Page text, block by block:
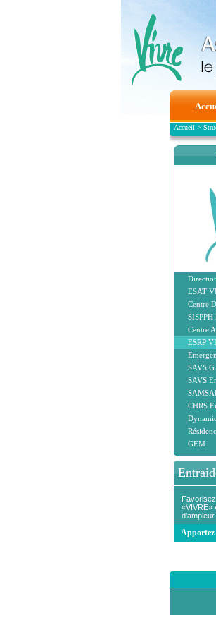
Accueil >
ESAT
Centre
SISPPH
Centre
ESRP
SAVS
SAVS
CHRS
GEM
«VIVRE»
Apportez